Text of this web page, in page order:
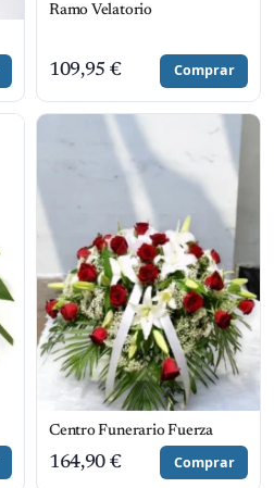
Ramo Velatorio
109,95 € Comprar
Centro Funerario Fuerza
164,90 € Comprar